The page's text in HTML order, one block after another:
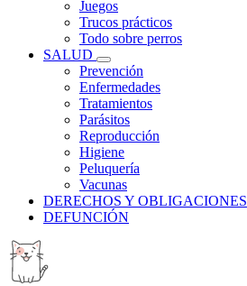
Juegos
Trucos prácticos
Todo sobre perros
SALUD
Prevención
Enfermedades
Tratamientos
Parásitos
Reproducción
Higiene
Peluquería
Vacunas
DERECHOS Y OBLIGACIONES
DEFUNCIÓN